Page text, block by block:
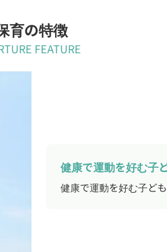
育の特徴
FEATURE
健康で運動を好む子
健康で運動を好む子ども